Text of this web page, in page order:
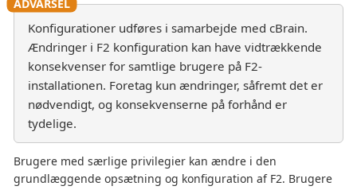
Konfigurationer udføres i samarbejde med cBrain.
Ændringer i F2 konfiguration kan have vidtrækkende
konsekvenser for samtlige brugere på F2-
installationen. Foretag kun ændringer, såfremt det er
nødvendigt, og konsekvenserne på forhånd er
tydelige.
Brugere med særlige privilegier kan ændre i den
grundlæggende opsætning og konfiguration af F2. Brugere